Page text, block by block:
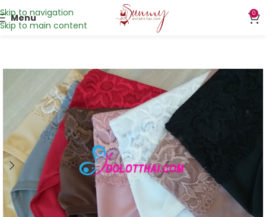
Skip to navigation
Skip to main content
Menu 0